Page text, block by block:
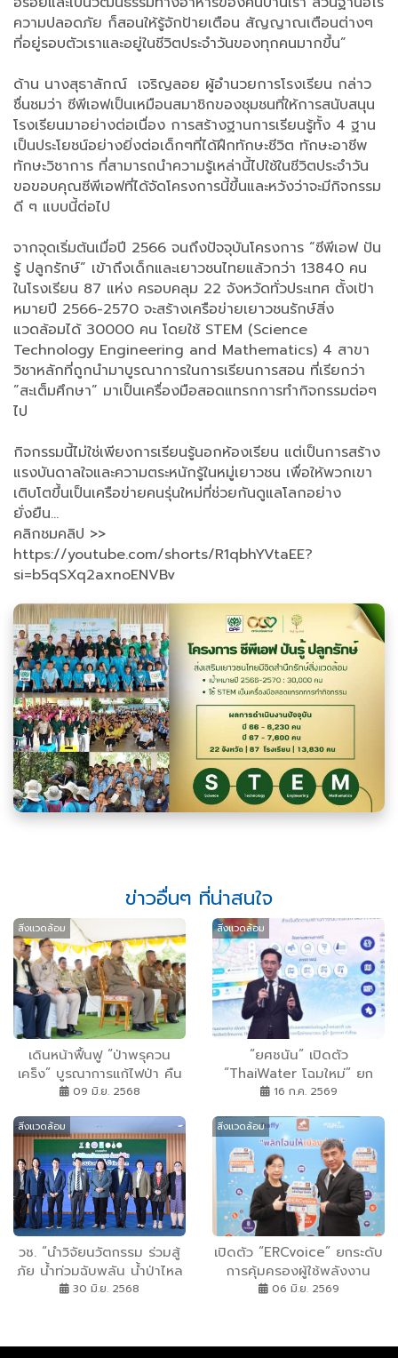
ความปลอดภัย ก็สอนให้รู้จักป้ายเตือน สัญญาณเตือนต่างๆ
ที่อยู่รอบตัวเราและอยู่ในชีวิตประจำวันของทุกคนมากขึ้น”
ด้าน นางสุธาลักณ์ เจริญลอย ผู้อำนวยการโรงเรียน กล่าว
ชื่นชมว่า ซีพีเอฟเป็นเหมือนสมาชิกของชุมชนที่ให้การสนับสนุน
โรงเรียนมาอย่างต่อเนื่อง การสร้างฐานการเรียนรู้ทั้ง 4 ฐาน
เป็นประโยชน์อย่างยิ่งต่อเด็กๆที่ได้ฝึกทักษะชีวิต ทักษะอาชีพ
ทักษะวิชาการ ที่สามารถนำความรู้เหล่านี้ไปใช้ในชีวิตประจำวัน
ขอขอบคุณซีพีเอฟที่ได้จัดโครงการนี้ขึ้นและหวังว่าจะมีกิจกรรม
ดี ๆ แบบนี้ต่อไป
จากจุดเริ่มต้นเมื่อปี 2566 จนถึงปัจจุบันโครงการ “ซีพีเอฟ ปัน
รู้ ปลูกรักษ์” เข้าถึงเด็กและเยาวชนไทยแล้วกว่า 13840 คน
ในโรงเรียน 87 แห่ง ครอบคลุม 22 จังหวัดทั่วประเทศ ตั้งเป้า
หมายปี 2566-2570 จะสร้างเครือข่ายเยาวชนรักษ์สิ่ง
แวดล้อมได้ 30000 คน โดยใช้ STEM (Science
Technology Engineering and Mathematics) 4 สาขา
วิชาหลักที่ถูกนำมาบูรณาการในการเรียนการสอน ที่เรียกว่า
”สะเต็มศึกษา” มาเป็นเครื่องมือสอดแทรกการทำกิจกรรมต่อๆ
ไป
กิจกรรมนี้ไม่ใช่เพียงการเรียนรู้นอกห้องเรียน แต่เป็นการสร้าง
แรงบันดาลใจและความตระหนักรู้ในหมู่เยาวชน เพื่อให้พวกเขา
เติบโตขึ้นเป็นเครือข่ายคนรุ่นใหม่ที่ช่วยกันดูแลโลกอย่าง
ยั่งยืน...
คลิกชมคลิป >>
https://youtube.com/shorts/R1qbhYVtaEE?
si=b5qSXq2axnoENVBv
ข่าวอื่นๆ ที่น่าสนใจ
สิ่งแวดล้อม
เดินหน้าฟื้นฟู “ป่าพรุควน
เคร็ง” บูรณาการแก้ไฟป่า คืน
ความสมบูรณ์ สร้างความ
09 มิ.ย. 2568
สิ่งแวดล้อม
“ยศชนัน” เปิดตัว
“ThaiWater โฉมใหม่” ยก
ระดับแพลตฟอร์มข้อมูลน้ำ
จังหวัดภาคเหนือตอนบนใช้
ข้อมูลร่วมรับมือภัยพิบัติ
พร้อมเปิดตัวโครงการเยาวชน
“ThaiWater Challenge”
16 ก.ค. 2569
สิ่งแวดล้อม
วช. “นำวิจัยนวัตกรรม ร่วมสู้
ภัย น้ำท่วมฉับพลัน น้ำป่าไหล
หลาก”
30 มิ.ย. 2568
สิ่งแวดล้อม
เปิดตัว “ERCvoice” ยกระดับ
การคุ้มครองผู้ใช้พลังงาน
กกพ.จับมือสวทช. สร้างช่อง
โปร่งใสติดตามผลได้แบบเรี
06 มิ.ย. 2569